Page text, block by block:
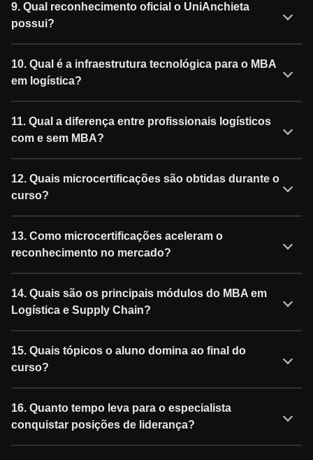
9. Qual reconhecimento oficial o UniAnchieta
possui?
10. Qual é a infraestrutura tecnológica para o MBA
em logística?
11. Qual a diferença entre profissionais logísticos
com e sem MBA?
12. Quais microcertificações são obtidas durante o
curso?
13. Como microcertificações aceleram o
reconhecimento no mercado?
14. Quais são os principais módulos do MBA em
Logística e Supply Chain?
15. Quais tópicos o aluno domina ao final do
curso?
16. Quanto tempo leva para o especialista
conquistar posições de liderança?